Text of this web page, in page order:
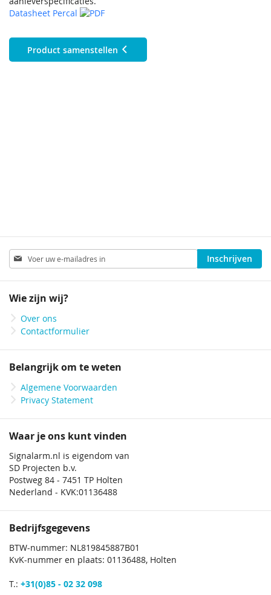
Datasheet Percal
Product samenstellen
Abonneer
u
op
nieuwsbrief
Inschrijven
Wie zijn wij?
Over ons
Contactformulier
Belangrijk om te weten
Algemene Voorwaarden
Privacy Statement
Waar je ons kunt vinden
Signalarm.nl is eigendom van
SD Projecten b.v.
Postweg 84 - 7451 TP Holten
Nederland - KVK:01136488
Bedrijfsgegevens
BTW-nummer: NL819845887B01
KvK-nummer en plaats: 01136488, Holten
T.: +31(0)85 - 02 32 098